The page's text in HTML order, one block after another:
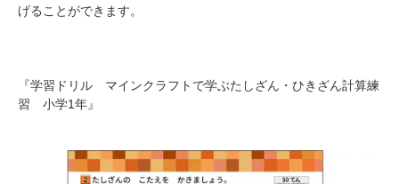
げることができます。
『学習ドリル マインクラフトで学ぶたしざん・ひきざん計算練
習 小学1年』